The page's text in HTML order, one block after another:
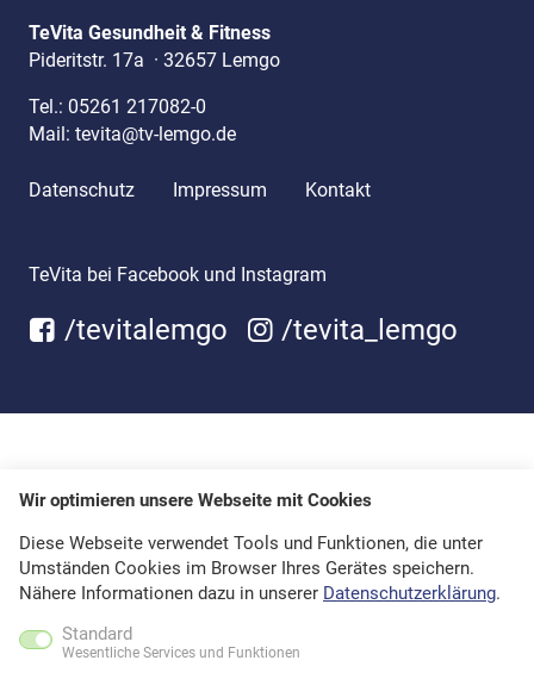
TeVita Gesundheit & Fitness
Pideritstr. 17a · 32657 Lemgo
Tel.: 05261 217082-0
Mail: tevita@tv-lemgo.de
Datenschutz Impressum Kontakt
TeVita bei Facebook und Instagram
/tevitalemgo /tevita_lemgo
Wir optimieren unsere Webseite mit Cookies
Diese Webseite verwendet Tools und Funktionen, die unter
Umständen Cookies im Browser Ihres Gerätes speichern.
Nähere Informationen dazu in unserer Datenschutzerklärung.
Standard
Wesentliche Services und Funktionen